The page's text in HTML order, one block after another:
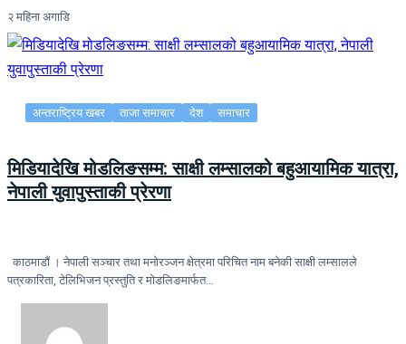
२ महिना अगाडि
अन्तराष्ट्रिय खबर ताजा समाचार देश समाचार
मिडियादेखि मोडलिङसम्म: साक्षी लम्सालको बहुआयामिक यात्रा,
नेपाली युवापुस्ताकी प्रेरणा
काठमाडौं । नेपाली सञ्चार तथा मनोरञ्जन क्षेत्रमा परिचित नाम बनेकी साक्षी लम्सालले
पत्रकारिता, टेलिभिजन प्रस्तुति र मोडलिङमार्फत…